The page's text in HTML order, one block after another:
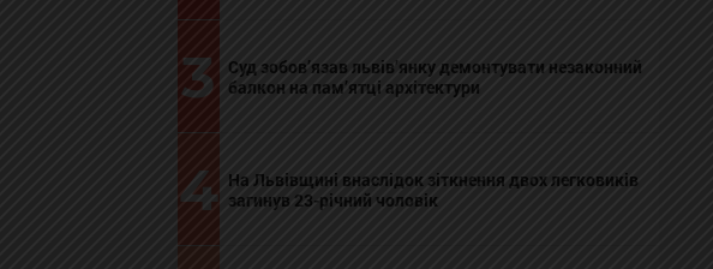
3
Суд зобов’язав львів’янку демонтувати незаконний
балкон на пам’ятці архітектури
4 На Львівщині внаслідок зіткнення двох легковиків
загинув 23-річний чоловік